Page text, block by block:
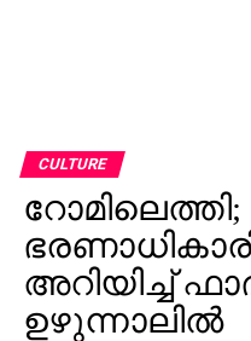
CULTURE
അറിയിച്ച്
ഉഴുന്നാലില്‍